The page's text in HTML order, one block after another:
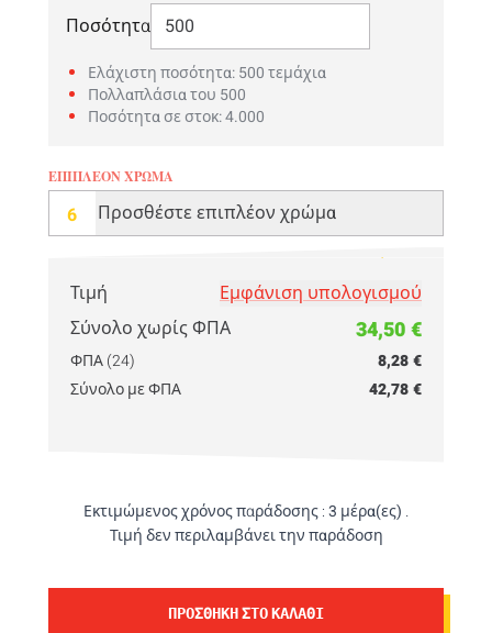
Ποσότητα Επιλέξτε Ποσότητα
Ελάχιστη ποσότητα: 500 τεμάχια
Πολλαπλάσια του 500
Ποσότητα σε στοκ: 4.000
ΕΠΙΠΛΈΟΝ ΧΡΏΜΑ
6 Προσθέστε επιπλέον χρώμα
ποσότητάσας εδώ!
Τιμή
Εμφάνιση υπολογισμού
Σύνολο χωρίς ΦΠΑ
34,50 €
ΦΠΑ (24)
8,28 €
Σύνολο με ΦΠΑ
42,78 €
Εκτιμώμενος χρόνος παράδοσης :3 μέρα(ες) .
Τιμήδεν περιλαμβάνει την παράδοση
ΠΡΟΣΘΉΚΗ ΣΤΟ ΚΑΛΆΘΙ